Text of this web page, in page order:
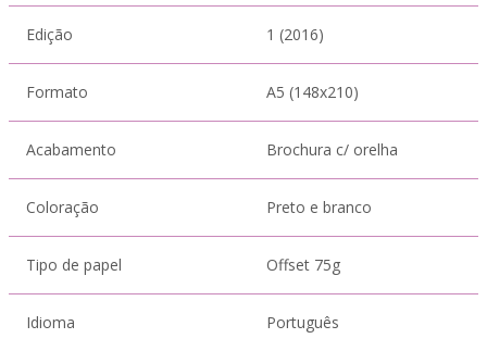
Edição 1 (2016)
Formato A5 (148x210)
Acabamento Brochura c/ orelha
Coloração Preto e branco
Tipo de papel Offset 75g
Idioma Português